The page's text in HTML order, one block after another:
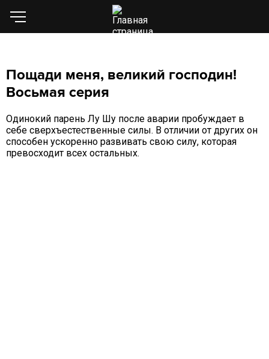
Пощади меня, великий господин!
Восьмая серия
Одинокий парень Лу Шу после аварии пробуждает в
себе сверхъестественные силы. В отличии от других он
способен ускоренно развивать свою силу, которая
превосходит всех остальных.